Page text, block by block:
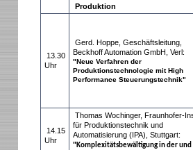
Produktion
13.30
Uhr
Gerd. Hoppe, Geschäftsleitung,
Beckhoff Automation GmbH, Verl:
"Neue Verfahren der
Produktionstechnologie mit High
Performance Steuerungstechnik"
14.15
Uhr
Thomas Wochinger, Fraunhofer-
für Produktionstechnik und
Automatisierung (IPA), Stuttgart:
"Komplexitätsbewältigung in der und